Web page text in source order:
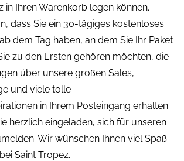
in Ihren Warenkorb legen können.
dass Sie ein 30-tägiges kostenloses
dem Tag haben, an dem Sie Ihr Paket
zu den Ersten gehören möchten, die
über unsere großen Sales,
und viele tolle
in Ihrem Posteingang erhalten
herzlich eingeladen, sich für unseren
Wir wünschen Ihnen viel Spaß
Saint Tropez.